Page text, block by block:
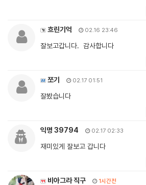
흐린기억 02.16 23:46
잘보고갑니다. 감사합니다
쪼기 02.17 01:51
잘봤습니다
익명 39794 02.17 02:33
재미있게 잘보고 갑니다
비아그라 직구 1시간전